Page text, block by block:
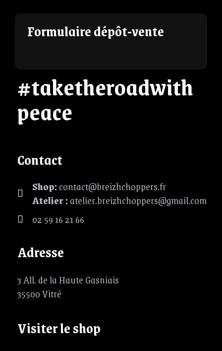
Formulaire dépôt-vente
#taketheroadwith
peace
Contact
Shop:contact@breizhchoppers.fr
Atelier :atelier.breizhchoppers@gmail.com
02 59 16 21 66
Adresse
3 All. de la Haute Gasniais
35500 Vitré
Visiter le shop